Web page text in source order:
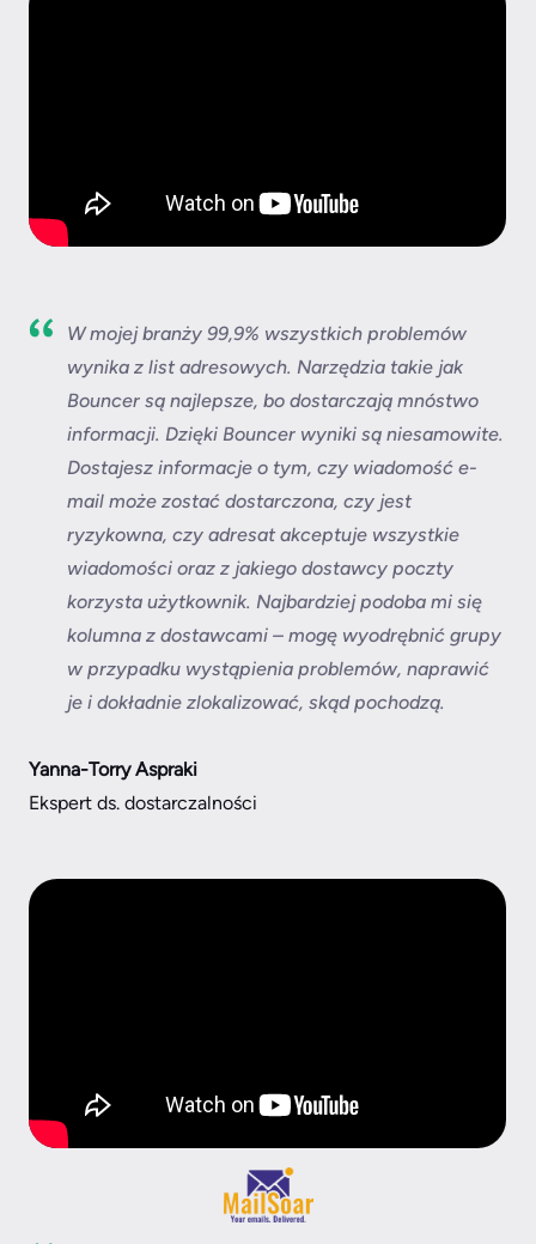
W mojej branży 99,9% wszystkich problemów
wynika z list adresowych. Narzędzia takie jak
Bouncer są najlepsze, bo dostarczają mnóstwo
informacji. Dzięki Bouncer wyniki są niesamowite.
Dostajesz informacje o tym, czy wiadomość e-
mail może zostać dostarczona, czy jest
ryzykowna, czy adresat akceptuje wszystkie
wiadomości oraz z jakiego dostawcy poczty
korzysta użytkownik. Najbardziej podoba mi się
kolumna z dostawcami – mogę wyodrębnić grupy
w przypadku wystąpienia problemów, naprawić
je i dokładnie zlokalizować, skąd pochodzą.
Yanna-Torry Aspraki
Ekspert ds. dostarczalności